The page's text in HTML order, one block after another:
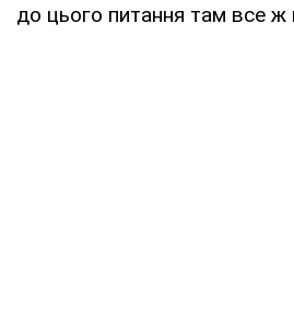
до цього питання там все ж